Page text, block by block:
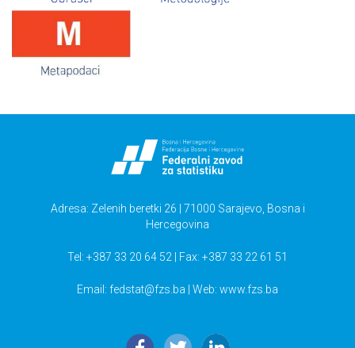
Adresa: Zelenih beretki 26 | 71000 Sarajevo, Bosna i
Hercegovina
Tel: +387 33 20 64 52 | Fax: +387 33 22 61 51
Email: fedstat@fzs.ba | Web: www.fzs.ba